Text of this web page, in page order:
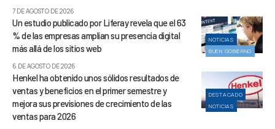
7 DE AGOSTO DE 2026
NOTICIAS
BUEN GOBIERNO
Un estudio publicado por Liferay revela que el 63
% de las empresas amplían su presencia digital
más allá de los sitios web
6 DE AGOSTO DE 2026
DESTACADO
NOTICIAS
Henkel ha obtenido unos sólidos resultados de
ventas y beneficios en el primer semestre y
mejora sus previsiones de crecimiento de las
ventas para 2026